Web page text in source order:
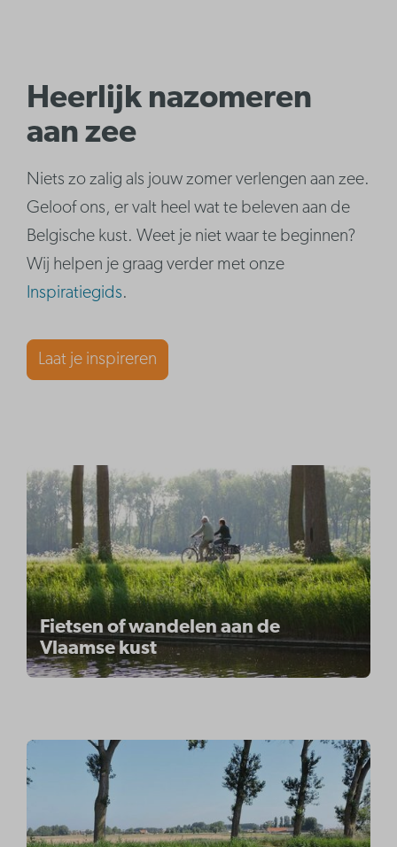
Heerlijk nazomeren
aan zee
Niets zo zalig als jouw zomer verlengen aan zee.
Geloof ons, er valt heel wat te beleven aan de
Belgische kust. Weet je niet waar te beginnen?
Wij helpen je graag verder met onze
Inspiratiegids.
Laat je inspireren
Fietsen of wandelen aan de
Vlaamse kust